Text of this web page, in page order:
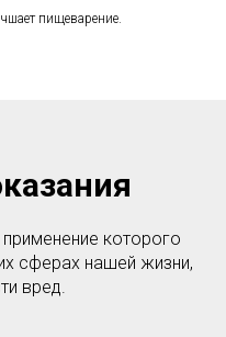
пищеварение.
которого
сферах нашей жизни,
вред.